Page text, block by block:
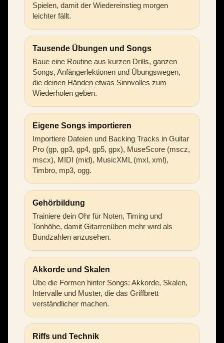
Spielen, damit der Wiedereinstieg morgen
leichter fällt.
Tausende Übungen und Songs
Baue eine Routine aus kurzen Drills, ganzen
Songs, Anfängerlektionen und Übungswegen,
die deinen Händen etwas Sinnvolles zum
Wiederholen geben.
Eigene Songs importieren
Importiere Dateien und Backing Tracks in Guitar
Pro (gp, gp3, gp4, gp5, gpx), MuseScore (mscz,
mscx), MIDI (mid), MusicXML (mxl, xml),
Timbro, mp3, ogg.
Gehörbildung
Trainiere dein Ohr für Noten, Timing und
Tonhöhe, damit Gitarrenüben mehr wird als
Bundzahlen anzusehen.
Akkorde und Skalen
Übe die Formen hinter Songs: Akkorde, Skalen,
Intervalle und Muster, die das Griffbrett
verständlicher machen.
Riffs und Technik